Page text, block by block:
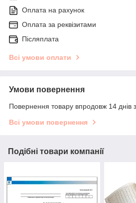
Оплата на рахунок
Оплата за реквізитами
Післяплата
Всі умови оплати
Умови повернення
Повернення товару впродовж 14 днів
Всі умови повернення
Подібні товари компанії